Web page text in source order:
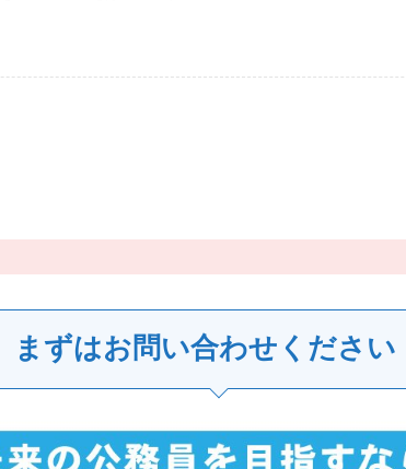
まずはお問い合わせください